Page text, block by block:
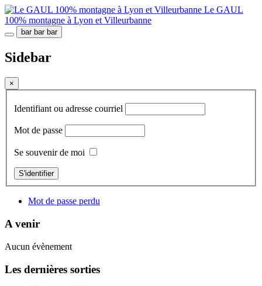
Le GAUL
100% montagne à Lyon et Villeurbanne
bar bar bar
Sidebar
×
Identifiant ou adresse courriel
Mot de passe
Se souvenir de moi
S'identifier
Mot de passe perdu
A venir
Aucun évènement
Les dernières sorties